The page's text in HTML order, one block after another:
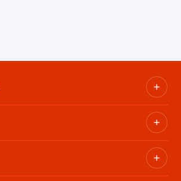
de prensa, anuncios de
del museo